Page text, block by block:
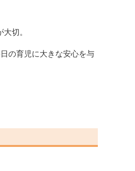
切。
の育児に大きな安心を与